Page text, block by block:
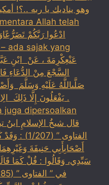
وهو يناديك يا ربه ..؟!
السَّجْعَ ‏‏مِنْ الدُّعَاءِ
‏صَلَّىاللَّهُ عَلَيْهِ وَسَلَّمَ
juga dipersoalkan
الفتاوى
أَصْحَابِأَبِي حَنِيفَةَ
سَيِّدِي، وَقَالُوا : قُلْ كَمَا